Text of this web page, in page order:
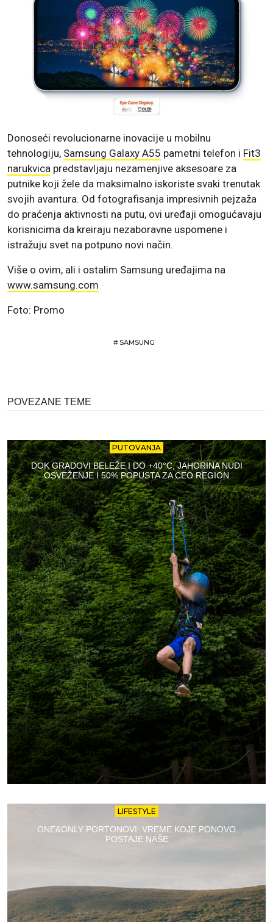
Donoseći revolucionarne inovacije u mobilnu
tehnologiju, Samsung Galaxy A55 pametni telefon i Fit3
narukvica predstavljaju nezamenjive aksesoare za
putnike koji žele da maksimalno iskoriste svaki trenutak
svojih avantura. Od fotografisanja impresivnih pejzaža
do praćenja aktivnosti na putu, ovi uređaji omogućavaju
korisnicima da kreiraju nezaboravne uspomene i
istražuju svet na potpuno novi način.
Više o ovim, ali i ostalim Samsung uređajima na
www.samsung.com
Foto: Promo
# SAMSUNG
POVEZANE TEME
PUTOVANJA
DOK GRADOVI BELEŽE I DO +40°C, JAHORINA NUDI
OSVEŽENJE I 50% POPUSTA ZA CEO REGION
LIFESTYLE
ONE&ONLY PORTONOVI: VREME KOJE PONOVO
POSTAJE NAŠE